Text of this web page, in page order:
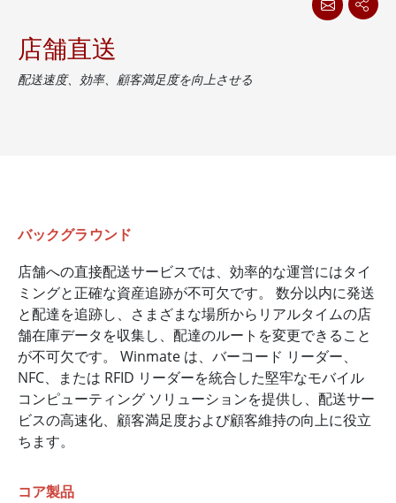
店舗直送
配送速度、効率、顧客満足度を向上させる
バックグラウンド
店舗への直接配送サービスでは、効率的な運営にはタイ
ミングと正確な資産追跡が不可欠です。 数分以内に発送
と配達を追跡し、さまざまな場所からリアルタイムの店
舗在庫データを収集し、配達のルートを変更できること
が不可欠です。 Winmate は、バーコード リーダー、
NFC、または RFID リーダーを統合した堅牢なモバイル
コンピューティング ソリューションを提供し、配送サー
ビスの高速化、顧客満足度および顧客維持の向上に役立
ちます。
コア製品